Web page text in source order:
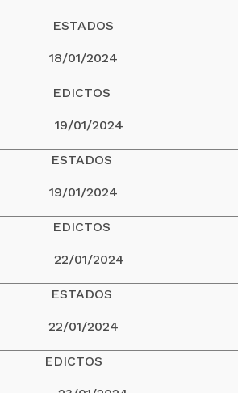
ESTADOS
18/01/2024
EDICTOS
19/01/2024
ESTADOS
19/01/2024
EDICTOS
22/01/2024
ESTADOS
22/01/2024
EDICTOS